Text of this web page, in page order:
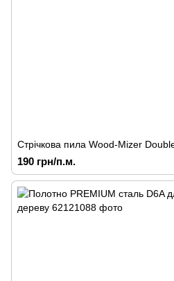
Стрічкова пила Wood-Mizer
190 грн/п.м.